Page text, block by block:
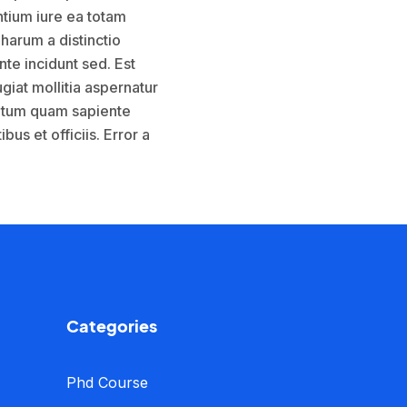
iure ea totam
a distinctio
incidunt sed. Est
mollitia aspernatur
quam sapiente
et officiis. Error a
Categories
Phd Course